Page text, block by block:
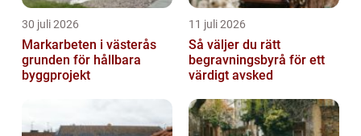
30 juli 2026
Markarbeten i västerås
grunden för hållbara
byggprojekt
11 juli 2026
Så väljer du rätt
begravningsbyrå för ett
värdigt avsked